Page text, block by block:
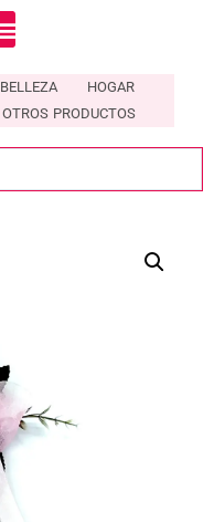
BELLEZA
HOGAR
OTROS PRODUCTOS